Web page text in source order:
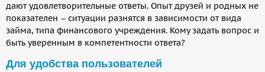
дают удовлетворительные ответы. Опыт друзей и родных не
показателен – ситуации разнятся в зависимости от вида
займа, типа финансового учреждения. Кому задать вопрос и
быть уверенным в компетентности ответа?
Для удобства пользователей